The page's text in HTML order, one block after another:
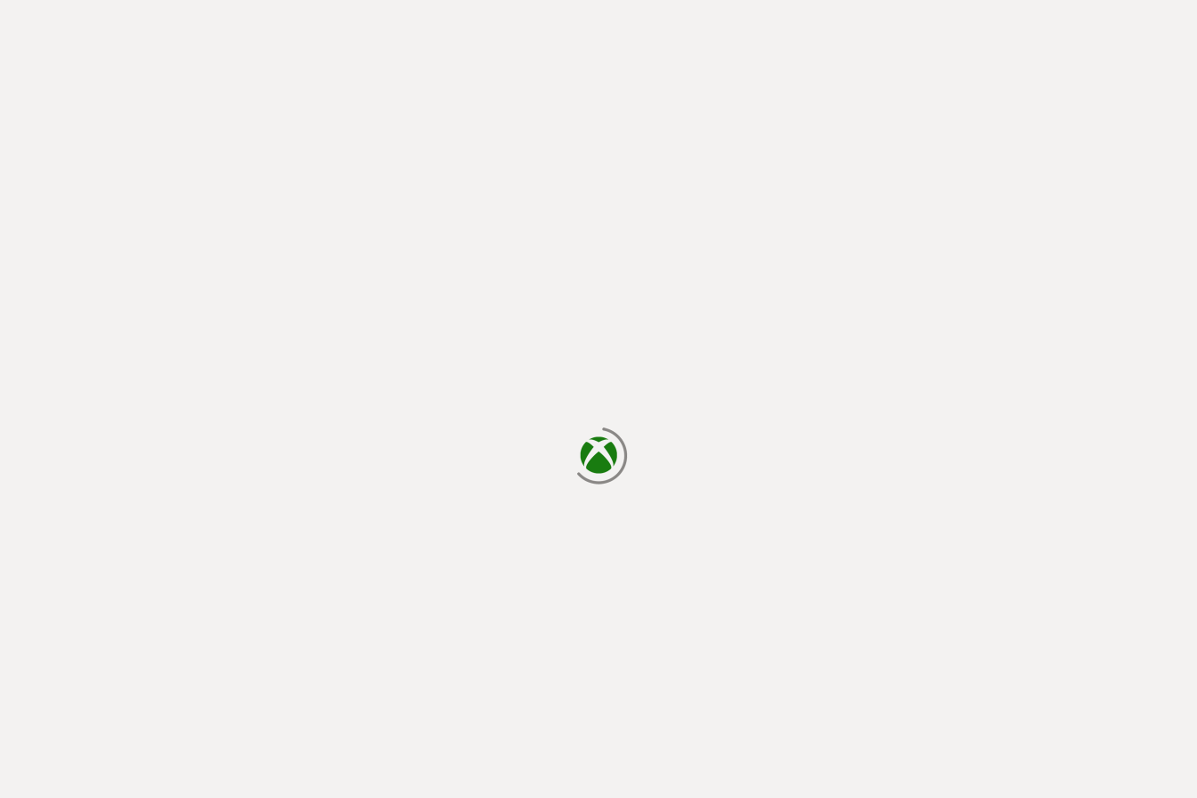
يتم الآن التحميل